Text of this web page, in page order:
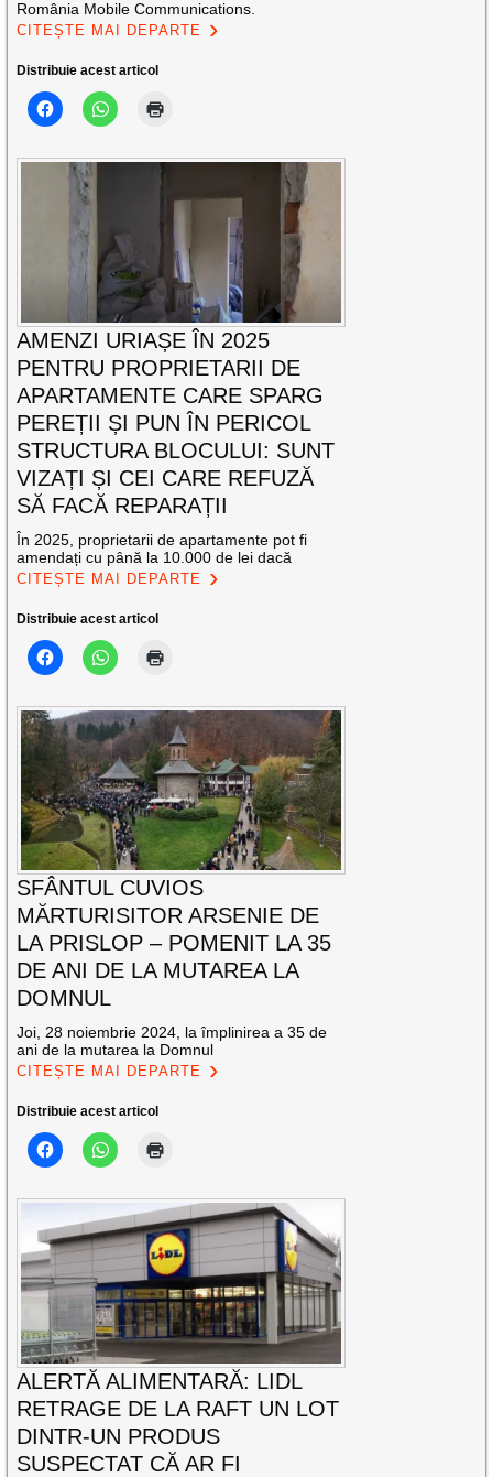
România Mobile Communications.
CITEȘTE MAI DEPARTE
Distribuie acest articol
AMENZI URIAȘE ÎN 2025
PENTRU PROPRIETARII DE
APARTAMENTE CARE SPARG
PEREȚII ȘI PUN ÎN PERICOL
STRUCTURA BLOCULUI: SUNT
VIZAȚI ȘI CEI CARE REFUZĂ
SĂ FACĂ REPARAȚII
În 2025, proprietarii de apartamente pot fi
amendați cu până la 10.000 de lei dacă
CITEȘTE MAI DEPARTE
Distribuie acest articol
SFÂNTUL CUVIOS
MĂRTURISITOR ARSENIE DE
LA PRISLOP – POMENIT LA 35
DE ANI DE LA MUTAREA LA
DOMNUL
Joi, 28 noiembrie 2024, la împlinirea a 35 de
ani de la mutarea la Domnul
CITEȘTE MAI DEPARTE
Distribuie acest articol
ALERTĂ ALIMENTARĂ: LIDL
RETRAGE DE LA RAFT UN LOT
DINTR-UN PRODUS
SUSPECTAT CĂ AR FI